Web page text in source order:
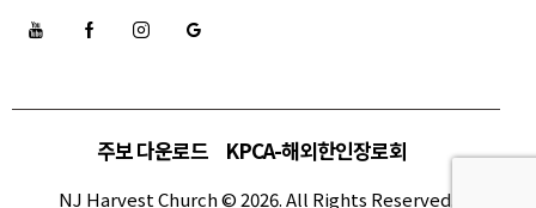
주보 다운로드 KPCA-해외한인장로회
NJ Harvest Church © 2026. All Rights Reserved.